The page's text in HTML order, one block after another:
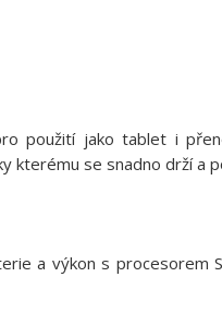
použití jako tablet i
kterému se snadno drží a
a výkon s procesorem